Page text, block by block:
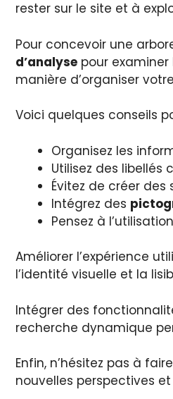
rester sur le site et à
Pour concevoir une
d’analyse pour
manière d’organiser
Voici quelques conseils
Organisez les
Utilisez des
Évitez de créer
Intégrez des
Pensez à
Améliorer l’expérience
l’identité visuelle et la
Intégrer des
recherche dynamique
Enfin, n’hésitez pas à
nouvelles perspectives